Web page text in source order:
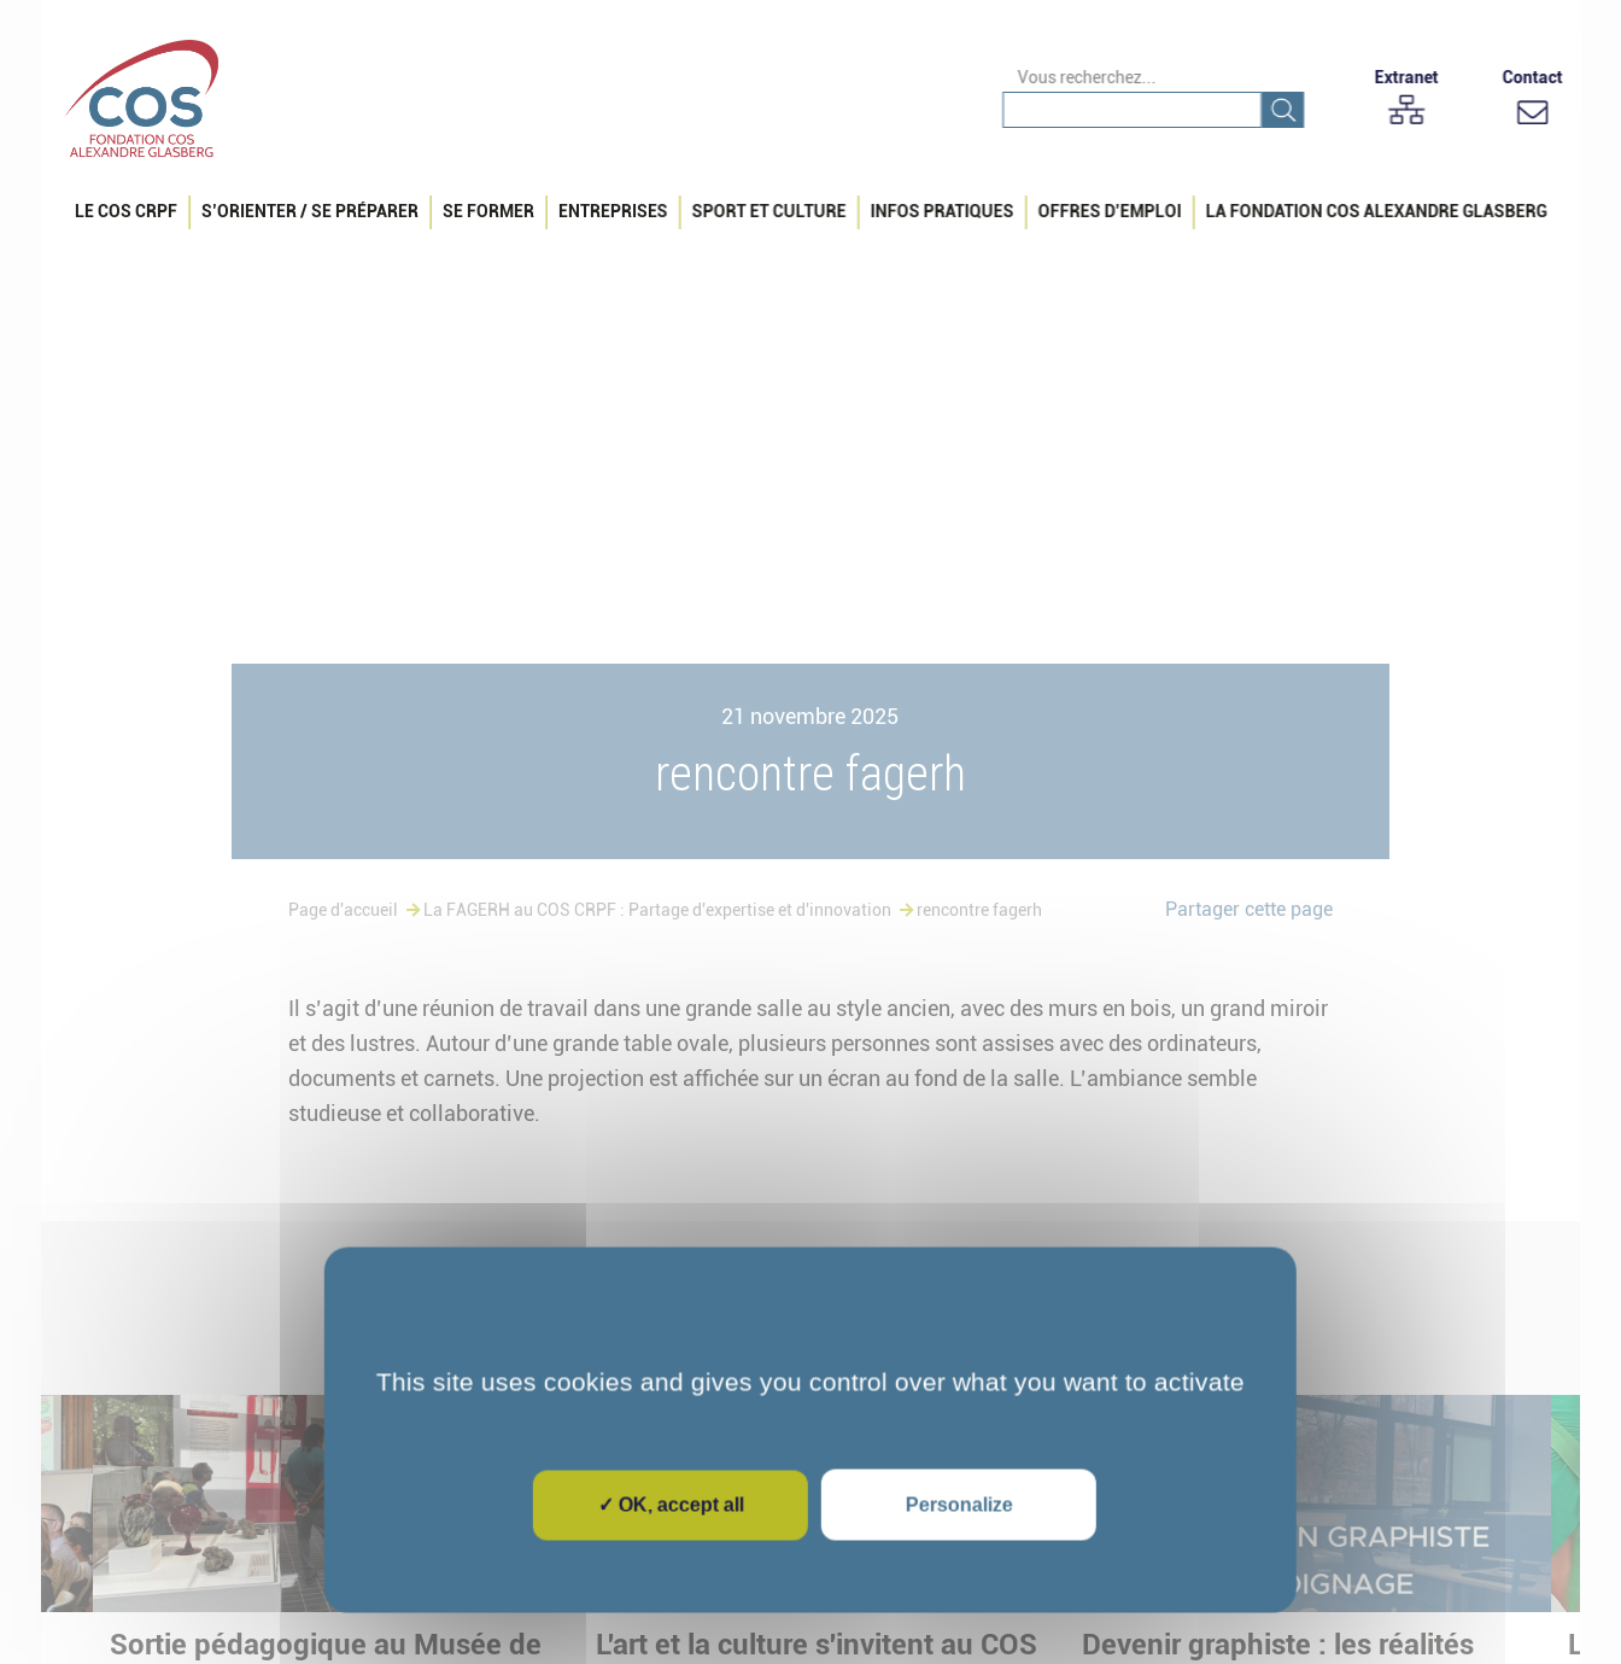
Vous recherchez... Extranet Contact
LE COS CRPF S’ORIENTER / SE PRÉPARER SE FORMER ENTREPRISES SPORT ET CULTURE INFOS PRATIQUES OFFRES D’EMPLOI LA FONDATION COS ALEXANDRE GLASBERG
21 novembre 2025
rencontre fagerh
Page d'accueil La FAGERH au COS CRPF : Partage d'expertise et d'innovation rencontre fagerh Partager cette page
Il s’agit d’une réunion de travail dans une grande salle au style ancien, avec des murs en bois, un grand miroir
et des lustres. Autour d’une grande table ovale, plusieurs personnes sont assises avec des ordinateurs,
documents et carnets. Une projection est affichée sur un écran au fond de la salle. L’ambiance semble
studieuse et collaborative.
Sortie pédagogique au Musée de
L'art et la culture s'invitent au COS
Devenir graphiste : les réalités
Les
This site uses cookies and gives you control over what you want to activate
✓ OK, accept all Personalize